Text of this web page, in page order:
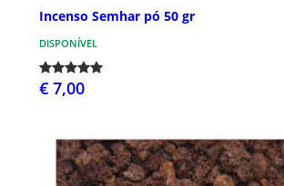
Incenso Semhar pó 50 gr
DISPONÍVEL
€ 7,00